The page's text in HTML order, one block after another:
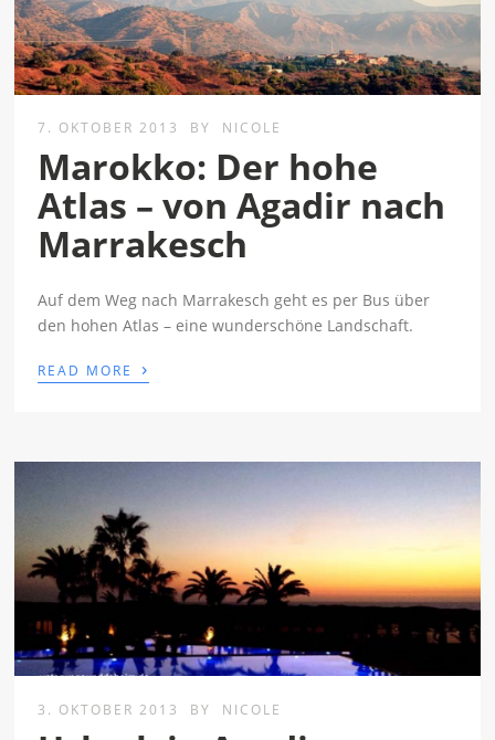
7. OKTOBER 2013 BY NICOLE
Marokko: Der hohe
Atlas – von Agadir nach
Marrakesch
Auf dem Weg nach Marrakesch geht es per Bus über
den hohen Atlas – eine wunderschöne Landschaft.
READ MORE ›
3. OKTOBER 2013 BY NICOLE